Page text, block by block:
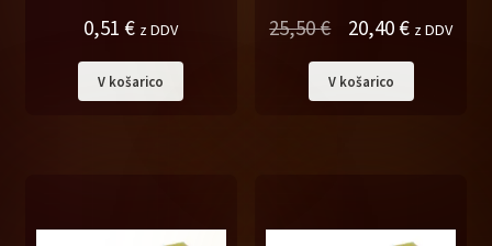
0,51 € z DDV
V košarico
25,50€
Izvirna
cena
je
20,40 €Trenutna
cena
je:
z DDV
V košarico